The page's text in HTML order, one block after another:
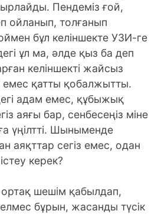
Пендеміз ғой,
ойланып, толғанып
бұл келіншекте УЗИ-ге
ұл ма, әлде қыз ба деп
келіншекті жайсыз
емес қатты қобалжытты.
адам емес, құбыжық
аяғы бар, сенбесеңіз міне
үңілтті. Шыныменде
аяқттар сегіз емес, одан
керек?
ортақ шешім қабылдап,
бұрын, жасанды түсік